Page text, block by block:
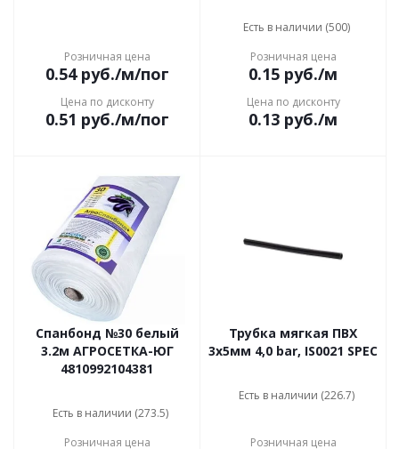
Розничная цена
0.54руб./м/пог
Цена по дисконту
0.51 руб./м/пог
Есть в наличии (500)
Розничная цена
0.15 руб./м
Цена по дисконту
0.13 руб./м
Спанбонд №30 белый
3.2м АГРОСЕТКА-ЮГ
4810992104381
Есть в наличии (273.5)
Розничная цена
Трубка мягкая ПВХ
3х5мм 4,0 bar, IS0021 SPEC
Есть в наличии (226.7)
Розничная цена